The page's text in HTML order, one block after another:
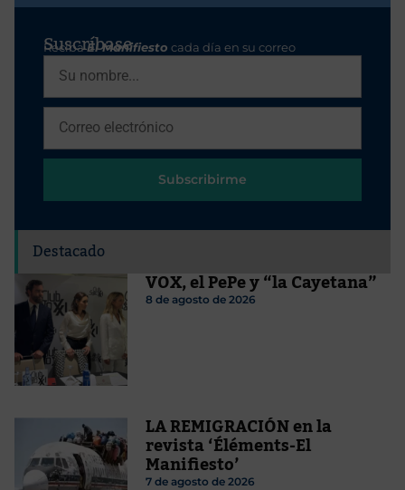
Suscríbase
RecibaEl Manifiesto cada día en su correo
Subscribirme
Destacado
VOX, el PePe y “la Cayetana”
8 de agosto de 2026
LA REMIGRACIÓN en la
revista ‘Éléments-El
Manifiesto’
7 de agosto de 2026